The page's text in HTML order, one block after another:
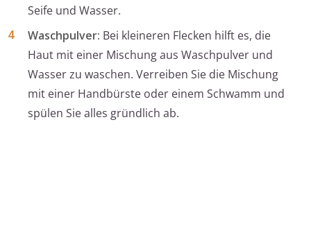
Seife und Wasser.
Waschpulver: Bei kleineren Flecken hilft es, die
Haut mit einer Mischung aus Waschpulver und
Wasser zu waschen. Verreiben Sie die Mischung
mit einer Handbürste oder einem Schwamm und
spülen Sie alles gründlich ab.